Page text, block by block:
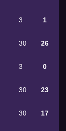
3 1
30 26
3 0
30 23
30 17